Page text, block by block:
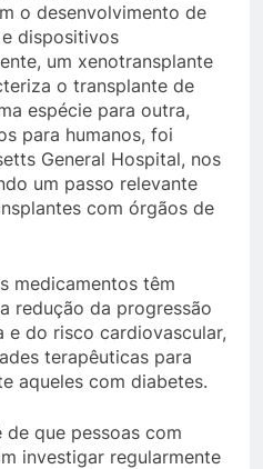
o desenvolvimento de
dispositivos
um xenotransplante
o transplante de
espécie para outra,
para humanos, foi
General Hospital, nos
um passo relevante
com órgãos de
medicamentos têm
redução da progressão
e do risco cardiovascular,
terapêuticas para
aqueles com diabetes.
que pessoas com
investigar regularmente